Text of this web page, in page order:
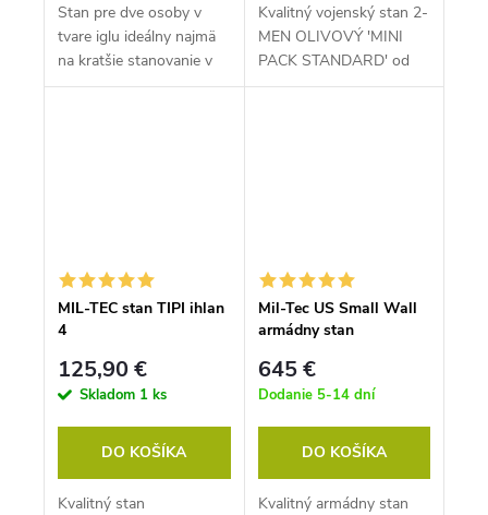
Stan pre dve osoby v
tvare iglu ideálny najmä
na kratšie stanovanie v
prírode prípadne na
Kvalitný vojenský stan 2-
MEN OLIVOVÝ ′MINI
PACK STANDARD′ od
nemeckej preferovanej
MIL-TEC stan TIPI ihlan
4
125,90 €
Skladom 1 ks
DO KOŠÍKA
Kvalitný stan
Mil-Tec US Small Wall
armádny stan
645 €
Dodanie 5-14 dní
DO KOŠÍKA
Kvalitný armádny stan